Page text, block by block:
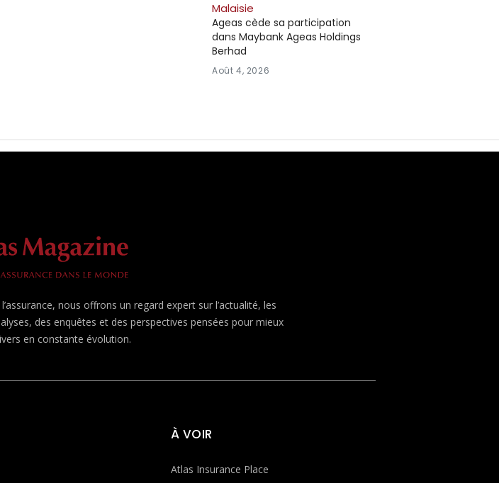
Malaisie
Ageas cède sa participation
dans Maybank Ageas Holdings
Berhad
Août 4, 2026
nous offrons un regard expert sur l’actualité, les
des enquêtes et des perspectives pensées pour mieux
en constante évolution.
À VOIR
Atlas Insurance Place